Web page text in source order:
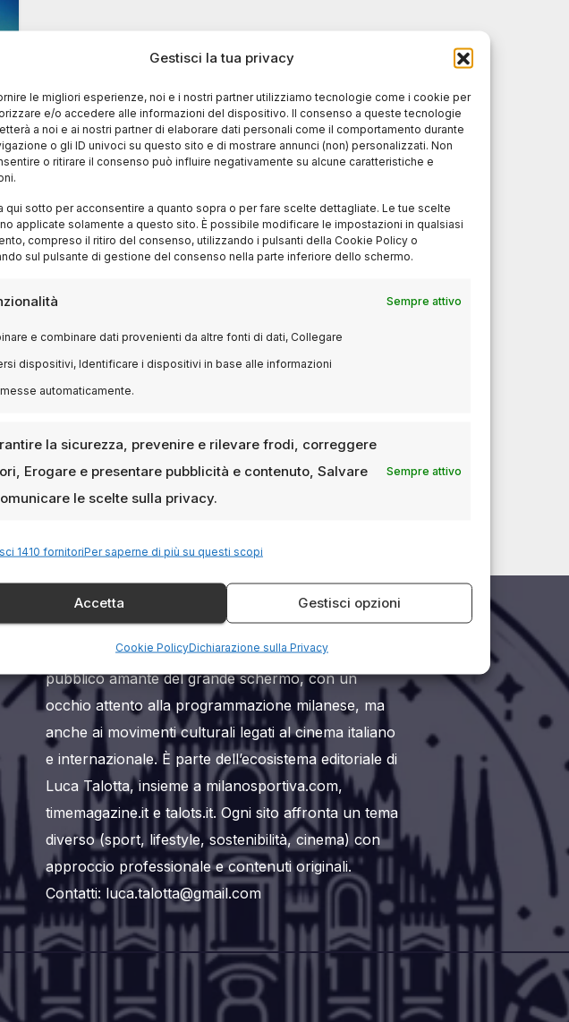
Gestisci la tua privacy
le migliori esperienze, noi e i nostri partner utilizziamo tecnologie come i cookie per
e/o accedere alle informazioni del dispositivo. Il consenso a queste tecnologie
a noi e ai nostri partner di elaborare dati personali come il comportamento durante
o gli ID univoci su questo sito e di mostrare annunci (non) personalizzati. Non
o ritirare il consenso può influire negativamente su alcune caratteristiche e
qui sotto per acconsentire a quanto sopra o per fare scelte dettagliate. Le tue scelte
applicate solamente a questo sito. È possibile modificare le impostazioni in qualsiasi
compreso il ritiro del consenso, utilizzando i pulsanti della Cookie Policy o
sul pulsante di gestione del consenso nella parte inferiore dello schermo.
Sempre attivo
e combinare dati provenienti da altre fonti di dati, Collegare
dispositivi, Identificare i dispositivi in base alle informazioni
automaticamente.
la sicurezza, prevenire e rilevare frodi, correggere
Erogare e presentare pubblicità e contenuto, Salvare
le scelte sulla privacy.
Sempre attivo
1410 fornitoriPer saperne di più su questi scopi
Accetta Gestisci opzioni
Cookie PolicyDichiarazione sulla Privacy
Milanoalcinema.it è un sito web editoriale dedicato
al mondo del cinema a Milano. Si rivolge a un
pubblico amante del grande schermo, con un
occhio attento alla programmazione milanese, ma
anche ai movimenti culturali legati al cinema italiano
e internazionale. È parte dell’ecosistema editoriale di
Luca Talotta, insieme a milanosportiva.com,
timemagazine.it e talots.it. Ogni sito affronta un tema
diverso (sport, lifestyle, sostenibilità, cinema) con
approccio professionale e contenuti originali.
Contatti: luca.talotta@gmail.com